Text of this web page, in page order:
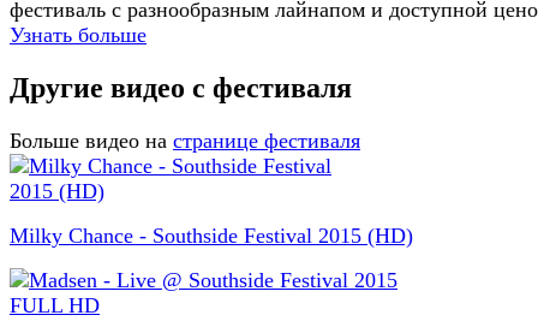
фестиваль с разнообразным лайнапом и доступной
Узнать больше
Другие видео с фестиваля
Больше видео на странице фестиваля
Milky Chance - Southside Festival 2015 (HD)